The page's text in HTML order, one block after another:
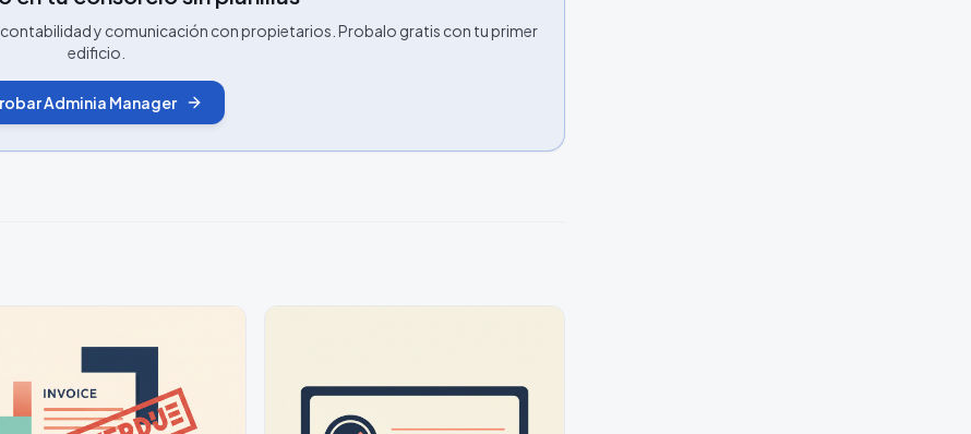
y comunicación con propietarios. Probalo gratis con tu primer
edificio.
Adminia Manager